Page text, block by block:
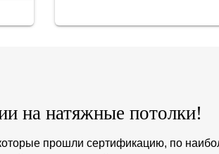
на натяжные потолки!
прошли сертификацию, по